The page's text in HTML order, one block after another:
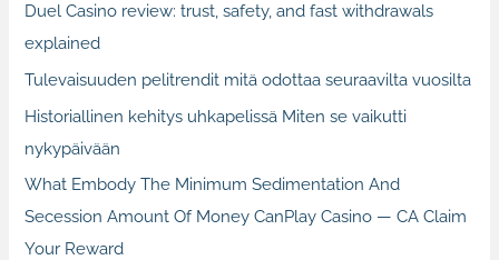
r
:
Duel Casino review: trust, safety, and fast withdrawals
explained
Tulevaisuuden pelitrendit mitä odottaa seuraavilta vuosilta
Historiallinen kehitys uhkapelissä Miten se vaikutti
nykypäivään
What Embody The Minimum Sedimentation And
Secession Amount Of Money CanPlay Casino — CA Claim
Your Reward